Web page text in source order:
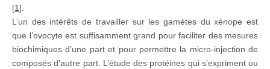
[1]
L’un des intérêts de travailler sur les gamètes du xénope est
que l’ovocyte est suffisamment grand pour faciliter des mesures
biochimiques d’une part et pour permettre la micro-injection de
composés d’autre part. L’étude des protéines qui s’expriment ou